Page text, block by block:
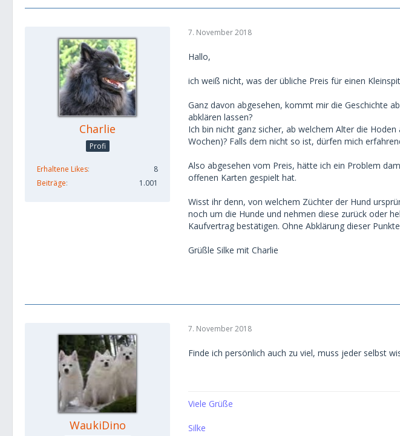
Charlie
Profi
Erhaltene Likes
8
Beiträge
1.001
7. November 2018
Hallo,
ich weiß nicht, was der übliche Preis für einen
Ganz davon abgesehen, kommt mir die Geschichte
abklären lassen?
Ich bin nicht ganz sicher, ab welchem Alter die
Wochen)? Falls dem nicht so ist, dürfen mich
Also abgesehen vom Preis, hätte ich ein Problem
offenen Karten gespielt hat.
Wisst ihr denn, von welchem Züchter der Hund
noch um die Hunde und nehmen diese zurück oder
Kaufvertrag bestätigen. Ohne Abklärung dieser
Grüßle Silke mit Charlie
WaukiDino
7. November 2018
Finde ich persönlich auch zu viel, muss jeder selbst
Viele Grüße
Silke